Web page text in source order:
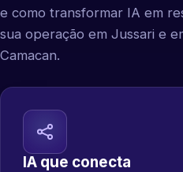
e como transformar IA em
sua operação em Jussari e
Camacan.
IA que conecta